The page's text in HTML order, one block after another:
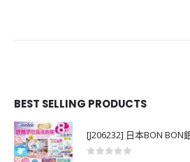
BEST SELLING PRODUCTS